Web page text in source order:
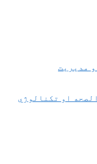
مدیریت
او تکنالوژي